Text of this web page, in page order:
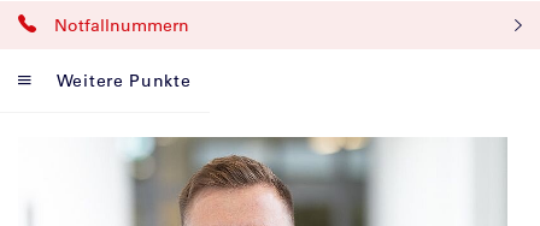
Notfallnummern
Weitere Punkte